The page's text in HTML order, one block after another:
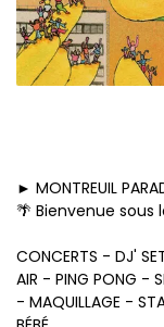
► MONTREUIL
🌴 Bienvenue sous
CONCERTS - DJ'
AIR - PING PONG -
- MAQUILLAGE -